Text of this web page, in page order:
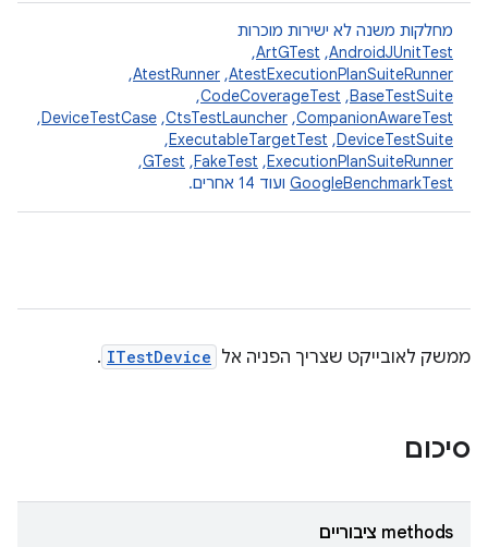
מחלקות משנה לא ישירות מוכרות
AndroidJUnitTest
,‏
ArtGTest
,‏
AtestExecutionPlanSuiteRunner
,‏
AtestRunner
,‏
BaseTestSuite
,‏
CodeCoverageTest
,‏
CompanionAwareTest
,‏
CtsTestLauncher
,‏
DeviceTestCase
,‏
DeviceTestSuite
,‏
ExecutableTargetTest
,‏
ExecutionPlanSuiteRunner
,‏
FakeTest
,‏
GTest
,‏
GoogleBenchmarkTest ועוד 14 אחרים.
ממשק לאובייקט שצריך הפניה אל ITestDevice
.
סיכום
‫methods ציבוריים